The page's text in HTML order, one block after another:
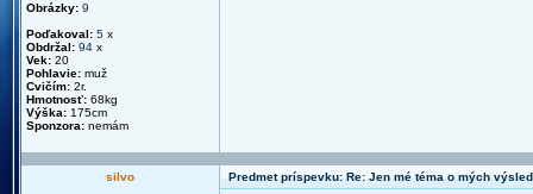
Obrázky: 9
Poďakoval: 5 x
Obdržal: 94 x
Vek: 20
Pohlavie: muž
Cvičím: 2r.
Hmotnosť: 68kg
Výška: 175cm
Sponzora: nemám
silvo Predmet príspevku: Re: Jen mé téma o mých